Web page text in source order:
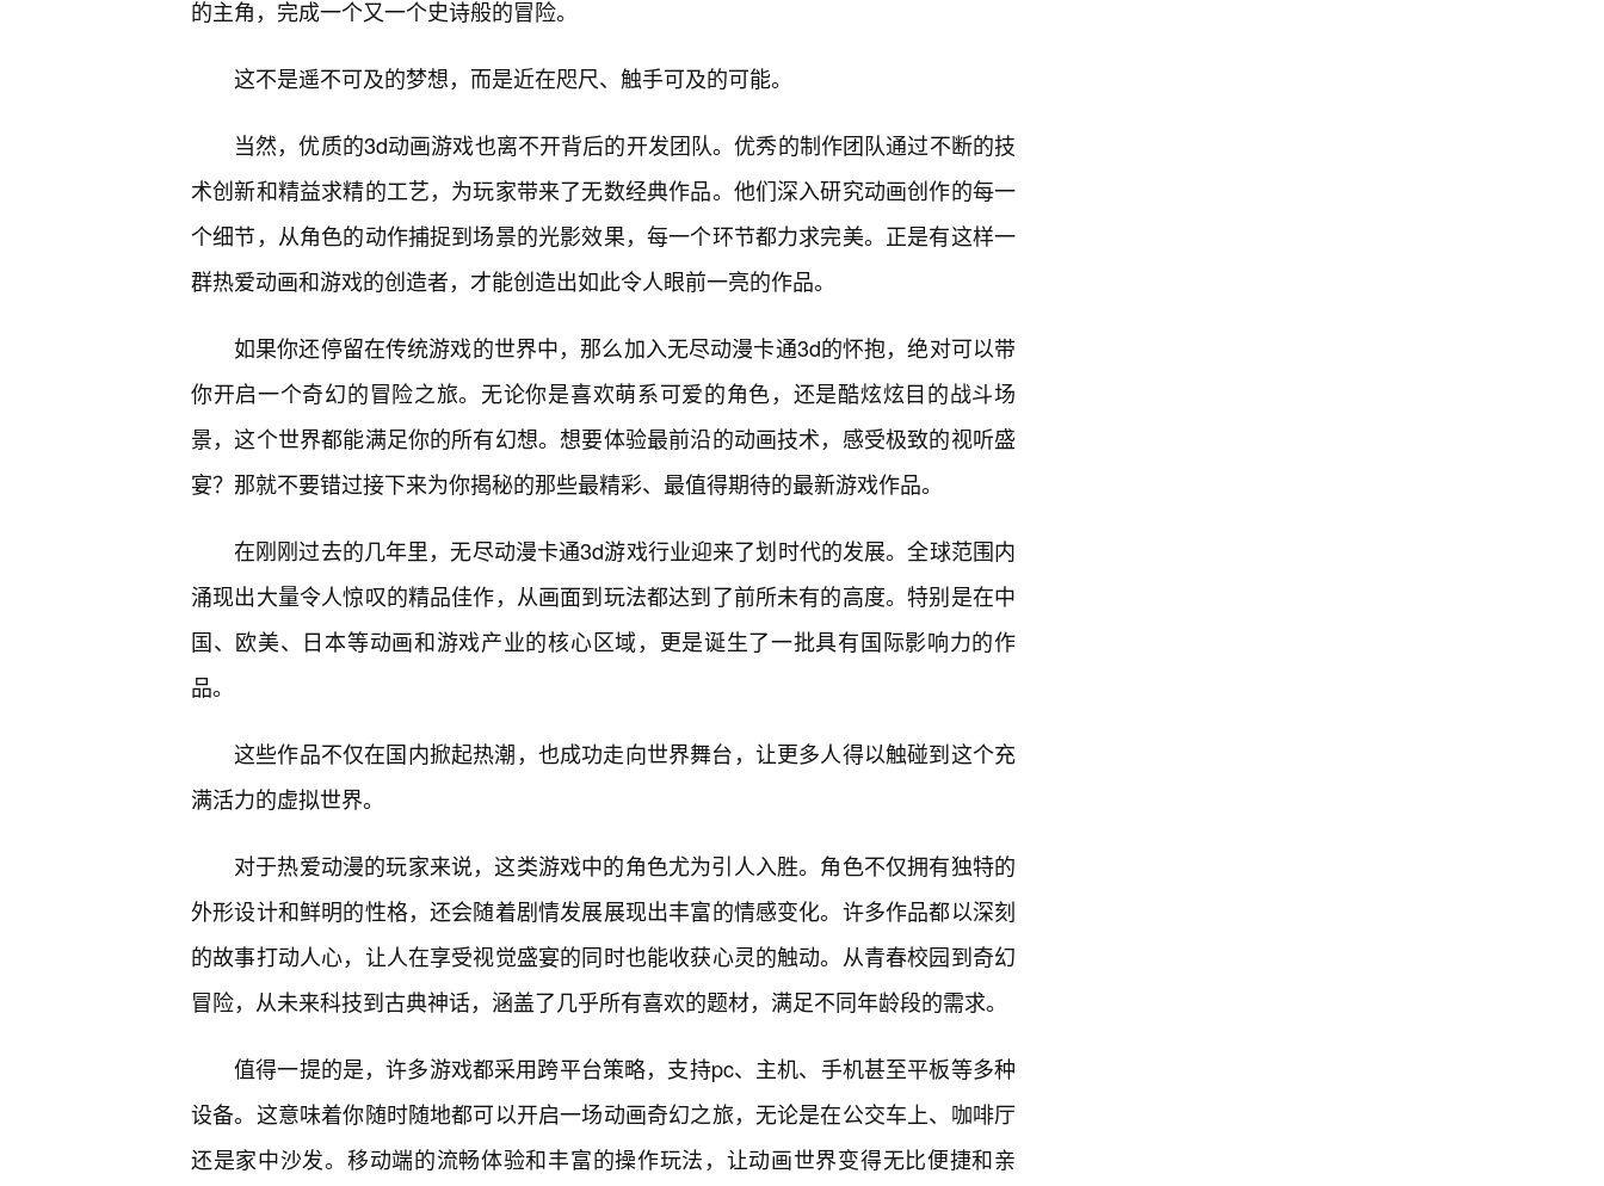
的主角，完成一个又一个史诗般的冒险。
这不是遥不可及的梦想，而是近在咫尺、触手可及的可能。
当然，优质的3d动画游戏也离不开背后的开发团队。优秀的制作团队通过不断的技
术创新和精益求精的工艺，为玩家带来了无数经典作品。他们深入研究动画创作的每一
个细节，从角色的动作捕捉到场景的光影效果，每一个环节都力求完美。正是有这样一
群热爱动画和游戏的创造者，才能创造出如此令人眼前一亮的作品。
如果你还停留在传统游戏的世界中，那么加入无尽动漫卡通3d的怀抱，绝对可以带
你开启一个奇幻的冒险之旅。无论你是喜欢萌系可爱的角色，还是酷炫炫目的战斗场
景，这个世界都能满足你的所有幻想。想要体验最前沿的动画技术，感受极致的视听盛
宴？那就不要错过接下来为你揭秘的那些最精彩、最值得期待的最新游戏作品。
在刚刚过去的几年里，无尽动漫卡通3d游戏行业迎来了划时代的发展。全球范围内
涌现出大量令人惊叹的精品佳作，从画面到玩法都达到了前所未有的高度。特别是在中
国、欧美、日本等动画和游戏产业的核心区域，更是诞生了一批具有国际影响力的作
品。
这些作品不仅在国内掀起热潮，也成功走向世界舞台，让更多人得以触碰到这个充
满活力的虚拟世界。
对于热爱动漫的玩家来说，这类游戏中的角色尤为引人入胜。角色不仅拥有独特的
外形设计和鲜明的性格，还会随着剧情发展展现出丰富的情感变化。许多作品都以深刻
的故事打动人心，让人在享受视觉盛宴的同时也能收获心灵的触动。从青春校园到奇幻
冒险，从未来科技到古典神话，涵盖了几乎所有喜欢的题材，满足不同年龄段的需求。
值得一提的是，许多游戏都采用跨平台策略，支持pc、主机、手机甚至平板等多种
设备。这意味着你随时随地都可以开启一场动画奇幻之旅，无论是在公交车上、咖啡厅
还是家中沙发。移动端的流畅体验和丰富的操作玩法，让动画世界变得无比便捷和亲